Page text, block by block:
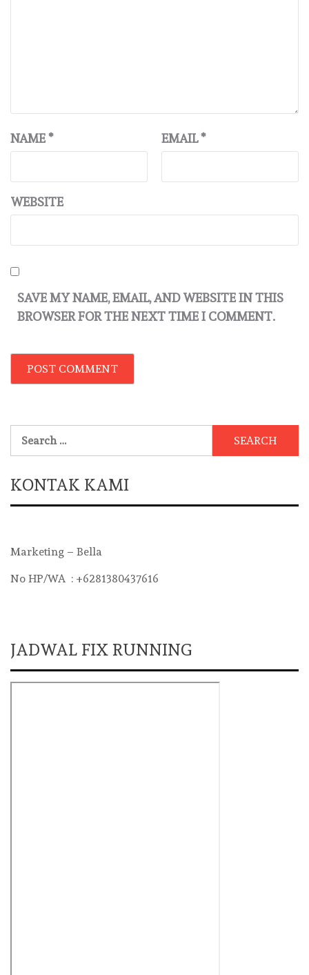
NAME* EMAIL*
WEBSITE
SAVE MY NAME, EMAIL, AND WEBSITE IN THIS
BROWSER FOR THE NEXT TIME I COMMENT.
KONTAK KAMI
Marketing – Bella
No HP/WA : +6281380437616
JADWAL FIX RUNNING